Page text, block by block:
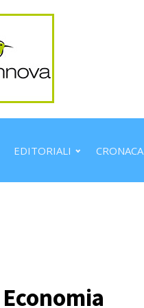
EDITORIALI CRONACA
Economia